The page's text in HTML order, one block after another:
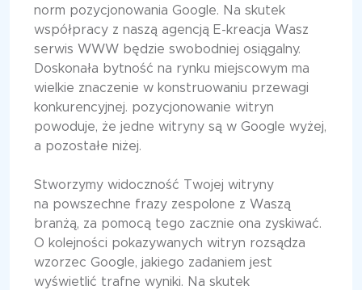
norm pozycjonowania Google. Na skutek
współpracy z naszą agencją E-kreacja Wasz
serwis WWW będzie swobodniej osiągalny.
Doskonała bytność na rynku miejscowym ma
wielkie znaczenie w konstruowaniu przewagi
konkurencyjnej. pozycjonowanie witryn
powoduje, że jedne witryny są w Google wyżej,
a pozostałe niżej.
Stworzymy widoczność Twojej witryny
na powszechne frazy zespolone z Waszą
branżą, za pomocą tego zacznie ona zyskiwać.
O kolejności pokazywanych witryn rozsądza
wzorzec Google, jakiego zadaniem jest
wyświetlić trafne wyniki. Na skutek